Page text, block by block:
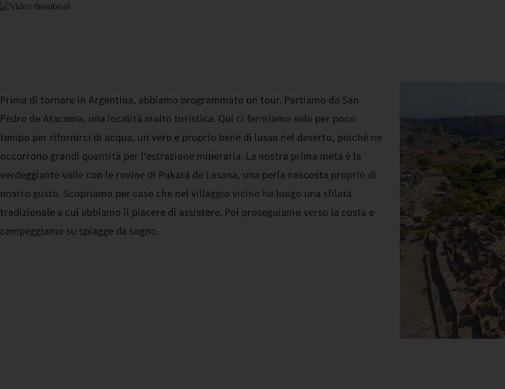
Prima di tornare in Argentina, abbiamo programmato un tour. Partiamo da San
Pedro de Atacama, una località molto turistica. Qui ci fermiamo solo per poco
tempo per rifornirci di acqua, un vero e proprio bene di lusso nel deserto, poiché ne
occorrono grandi quantità per l'estrazione mineraria. La nostra prima meta è la
verdeggiante valle con le rovine di Pukará de Lasana, una perla nascosta proprio di
nostro gusto. Scopriamo per caso che nel villaggio vicino ha luogo una sfilata
tradizionale a cui abbiamo il piacere di assistere. Poi proseguiamo verso la costa e
campeggiamo su spiagge da sogno.